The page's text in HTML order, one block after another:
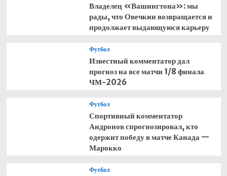
Владелец «Вашингтона»: мы
рады, что Овечкин возвращается и
продолжает выдающуюся карьеру
Футбол
Известный комментатор дал
прогноз на все матчи 1/8 финала
ЧМ-2026
Футбол
Спортивный комментатор
Андронов спрогнозировал, кто
одержит победу в матче Канада —
Марокко
Футбол